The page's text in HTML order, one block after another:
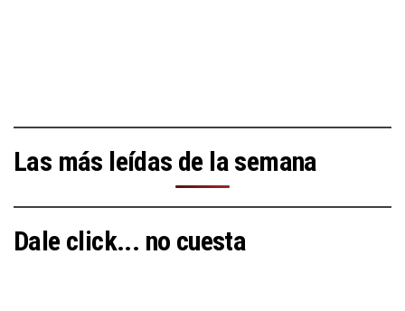
Las más leídas de la semana
Dale click... no cuesta